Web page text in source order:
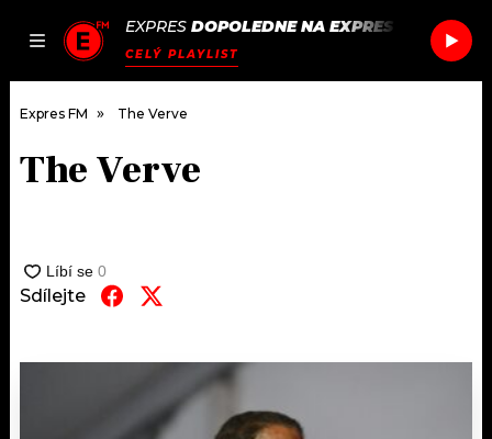
JAK
SEZNAM.CZ
EXPRES DOPOLEDNE NA EXPRES FM /
CELÝ PLAYLIST
DOMŮ
AKTUÁLNĚ
PODCASTY
Expres FM The Verve
The Verve
Sdílejte